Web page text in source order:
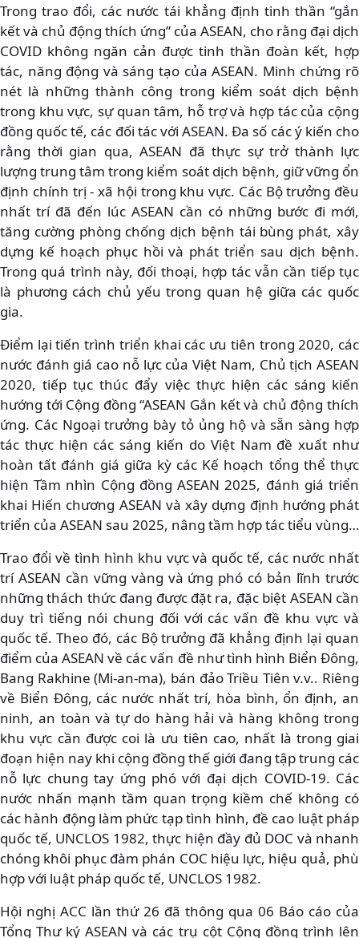
Trong trao đổi, các nước tái khẳng định tinh thần “gắn
kết và chủ động thích ứng” của ASEAN, cho rằng đại dịch
COVID không ngăn cản được tinh thần đoàn kết, hợp
tác, năng động và sáng tạo của ASEAN. Minh chứng rõ
nét là những thành công trong kiểm soát dịch bệnh
trong khu vực, sự quan tâm, hỗ trợ và hợp tác của cộng
đồng quốc tế, các đối tác với ASEAN. Đa số các ý kiến cho
rằng thời gian qua, ASEAN đã thực sự trở thành lực
lượng trung tâm trong kiểm soát dịch bệnh, giữ vững ổn
định chính trị - xã hội trong khu vực. Các Bộ trưởng đều
nhất trí đã đến lúc ASEAN cần có những bước đi mới,
tăng cường phòng chống dịch bệnh tái bùng phát, xây
dựng kế hoạch phục hồi và phát triển sau dịch bệnh.
Trong quá trình này, đối thoại, hợp tác vẫn cần tiếp tục
là phương cách chủ yếu trong quan hệ giữa các quốc
gia.
Điểm lại tiến trình triển khai các ưu tiên trong 2020, các
nước đánh giá cao nỗ lực của Việt Nam, Chủ tịch ASEAN
2020, tiếp tục thúc đẩy việc thực hiện các sáng kiến
hướng tới Cộng đồng “ASEAN Gắn kết và chủ động thích
ứng. Các Ngoại trưởng bày tỏ ủng hộ và sẵn sàng hợp
tác thực hiện các sáng kiến do Việt Nam đề xuất như
hoàn tất đánh giá giữa kỳ các Kế hoạch tổng thể thực
hiện Tầm nhìn Cộng đồng ASEAN 2025, đánh giá triển
khai Hiến chương ASEAN và xây dựng định hướng phát
triển của ASEAN sau 2025, nâng tầm hợp tác tiểu vùng…
Trao đổi về tình hình khu vực và quốc tế, các nước nhất
trí ASEAN cần vững vàng và ứng phó có bản lĩnh trước
những thách thức đang được đặt ra, đặc biệt ASEAN cần
duy trì tiếng nói chung đối với các vấn đề khu vực và
quốc tế. Theo đó, các Bộ trưởng đã khẳng định lại quan
điểm của ASEAN về các vấn đề như tình hình Biển Đông,
Bang Rakhine (Mi-an-ma), bán đảo Triều Tiên v.v.. Riêng
về Biển Đông, các nước nhất trí, hòa bình, ổn định, an
ninh, an toàn và tự do hàng hải và hàng không trong
khu vực cần được coi là ưu tiên cao, nhất là trong giai
đoạn hiện nay khi cộng đồng thế giới đang tập trung các
nỗ lực chung tay ứng phó với đại dịch COVID-19. Các
nước nhấn mạnh tầm quan trọng kiềm chế không có
các hành động làm phức tạp tình hình, đề cao luật pháp
quốc tế, UNCLOS 1982, thực hiện đầy đủ DOC và nhanh
chóng khôi phục đàm phán COC hiệu lực, hiệu quả, phù
hợp với luật pháp quốc tế, UNCLOS 1982.
Hội nghị ACC lần thứ 26 đã thông qua 06 Báo cáo của
Tổng Thư ký ASEAN và các trụ cột Cộng đồng trình lên